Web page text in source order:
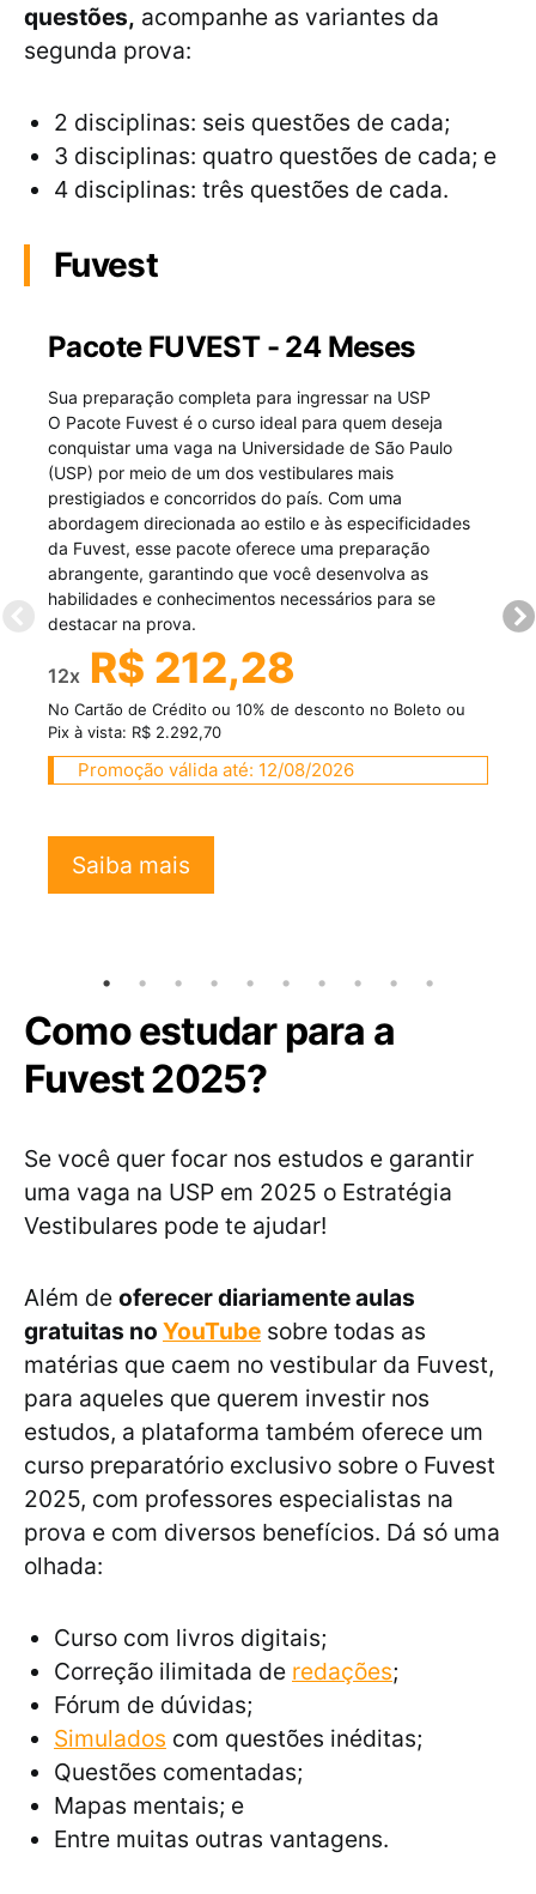
questões, acompanhe as variantes da
segunda prova:
2 disciplinas: seis questões de cada;
3 disciplinas: quatro questões de cada; e
4 disciplinas: três questões de cada.
Fuvest
Pacote FUVEST - 24 Meses
Sua preparação completa para ingressar na USP
O Pacote Fuvest é o curso ideal para quem deseja
conquistar uma vaga na Universidade de São Paulo
(USP) por meio de um dos vestibulares mais
prestigiados e concorridos do país. Com uma
abordagem direcionada ao estilo e às especificidades
da Fuvest, esse pacote oferece uma preparação
abrangente, garantindo que você desenvolva as
habilidades e conhecimentos necessários para se
destacar na prova.
12x R$ 212,28
No Cartão de Crédito ou 10% de desconto no Boleto ou
Pix à vista: R$ 2.292,70
Promoção válida até: 12/08/2026
Saiba mais
Como estudar para a
Fuvest 2025?
Se você quer focar nos estudos e garantir
uma vaga na USP em 2025 o Estratégia
Vestibulares pode te ajudar!
Além de oferecer diariamente aulas
gratuitas no YouTube sobre todas as
matérias que caem no vestibular da Fuvest,
para aqueles que querem investir nos
estudos, a plataforma também oferece um
curso preparatório exclusivo sobre o Fuvest
2025, com professores especialistas na
prova e com diversos benefícios. Dá só uma
olhada:
Curso com livros digitais;
Correção ilimitada de redações;
Fórum de dúvidas;
Simulados com questões inéditas;
Questões comentadas;
Mapas mentais; e
Entre muitas outras vantagens.